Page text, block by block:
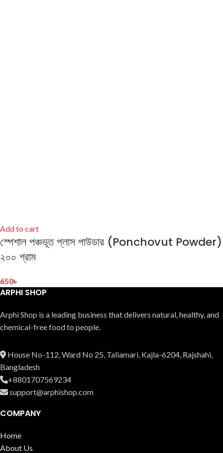
Add to cart
স্পেশাল পঞ্চভূত প্লাস পাউডার (Ponchovut Powder)
২০০ গ্রাম
650৳
ARPHI SHOP
Arphi Shop is a leading business that delive­rs natural, healthy, and
chemical-free food to people.
House No-112, Ward No 25, Taliamari, Kajla-6204, Rajshahi,
Bangladesh
+8801707569234
support@arphishop.com
COMPANY
Home
About Us